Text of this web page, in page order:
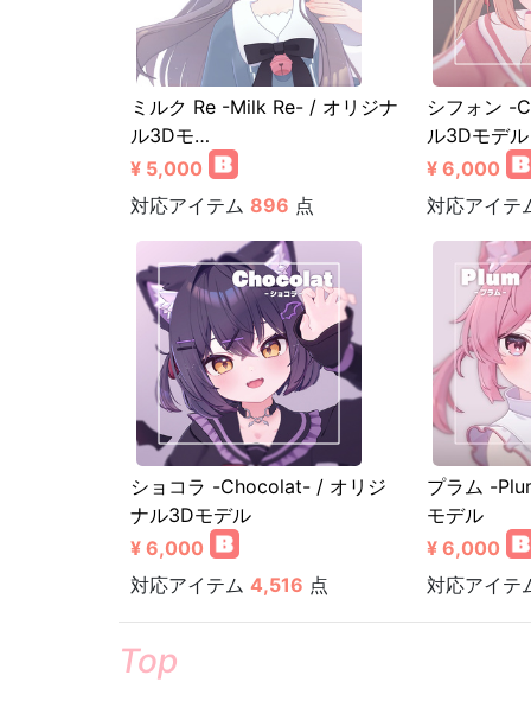
ミルク Re -Milk Re- / オリジナ
ル3Dモ…
¥ 5,000
対応アイテム 896 点
シフォン -
ル3Dモデル
¥ 6,000
対応アイテ
ショコラ -Chocolat- / オリジ
ナル3Dモデル
¥ 6,000
対応アイテム 4,516 点
プラム -
モデル
¥ 6,000
対応アイテ
Top